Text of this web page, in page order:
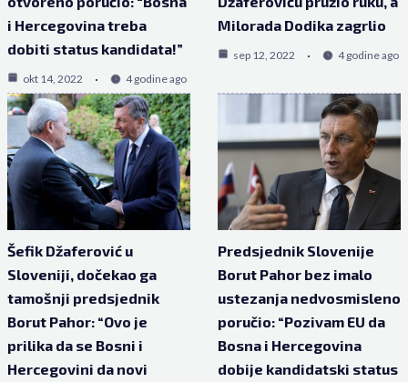
i Hercegovina treba
dobiti status kandidata!”
okt 14, 2022 4 godine ago
Milorada Dodika zagrlio
sep 12, 2022 4 godine ago
Šefik Džaferović u
Sloveniji, dočekao ga
tamošnji predsjednik
Borut Pahor: “Ovo je
prilika da se Bosni i
Hercegovini da novi
Predsjednik Slovenije
Borut Pahor bez imalo
ustezanja nedvosmisleno
poručio: “Pozivam EU da
Bosna i Hercegovina
dobije kandidatski status